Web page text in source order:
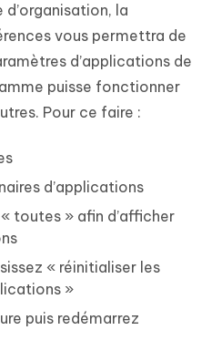
la
vous permettra de
d’applications de
puisse fonctionner
Pour ce faire :
d’applications
toutes » afin d’afficher
« réinitialiser les
»
puis redémarrez